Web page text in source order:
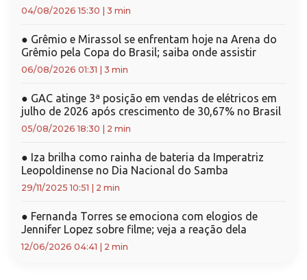
04/08/2026 15:30 3 min
● Grêmio e Mirassol se enfrentam hoje na Arena do
Grêmio pela Copa do Brasil; saiba onde assistir
06/08/2026 01:31 3 min
● GAC atinge 3ª posição em vendas de elétricos em
julho de 2026 após crescimento de 30,67% no Brasil
05/08/2026 18:30 2 min
● Iza brilha como rainha de bateria da Imperatriz
Leopoldinense no Dia Nacional do Samba
29/11/2025 10:51 2 min
● Fernanda Torres se emociona com elogios de
Jennifer Lopez sobre filme; veja a reação dela
12/06/2026 04:41 2 min